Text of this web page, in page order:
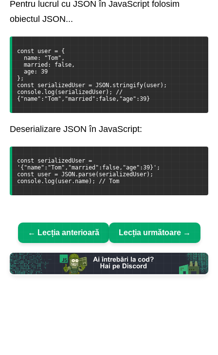
Pentru lucrul cu JSON în JavaScript folosim
obiectul JSON...
const user = {
};
const serializedUser = JSON.stringify(user);
console.log(serializedUser); //
{"name":"Tom","married":false,"age":39}
Deserializare JSON în JavaScript:
const serializedUser =
'{"name":"Tom","married":false,"age":39}';
const user = JSON.parse(serializedUser);
console.log(user.name); // Tom
← Lecția anterioară Lecția următoare →